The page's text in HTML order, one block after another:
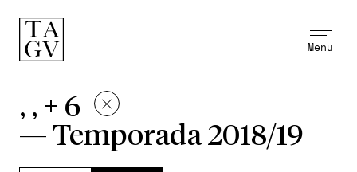
Menu
, , + 6
— Temporada 2018/19